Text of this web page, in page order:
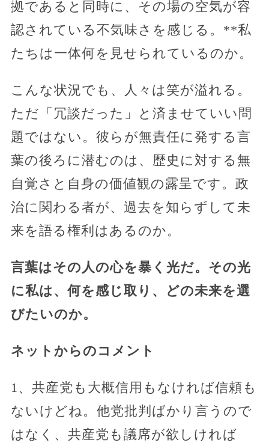
拠であると同時に、その場の空気が容
認されている不気味さを感じる。**私
たちは一体何を見せられているのか。
こんな状況でも、人々は笑が溢れる。
ただ「冗談だった」と済ませていい問
題ではない。彼らが無責任に発する言
葉の後ろに潜むのは、歴史に対する無
自覚さと自身の価値観の露呈です。政
治に関わる者が、過去を知らずして未
来を語る権利はあるのか。
言葉はその人の心を暴く光だ。その光
に私は、何を感じ取り、どの未来を選
びたいのか。
ネットからのコメント
1、共産党も大概信用もなければ信頼も
ないけどね。他党批判ばかり言うので
はなく、共産党も議席が欲しければ